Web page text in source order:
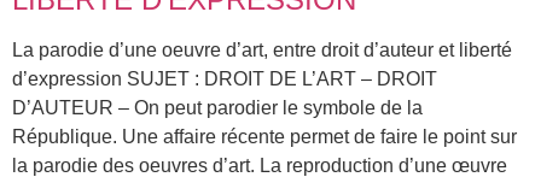
La parodie d’une oeuvre d’art, entre droit d’auteur et liberté
d’expression SUJET : DROIT DE L’ART – DROIT
D’AUTEUR – On peut parodier le symbole de la
République. Une affaire récente permet de faire le point sur
la parodie des oeuvres d’art. La reproduction d’une œuvre